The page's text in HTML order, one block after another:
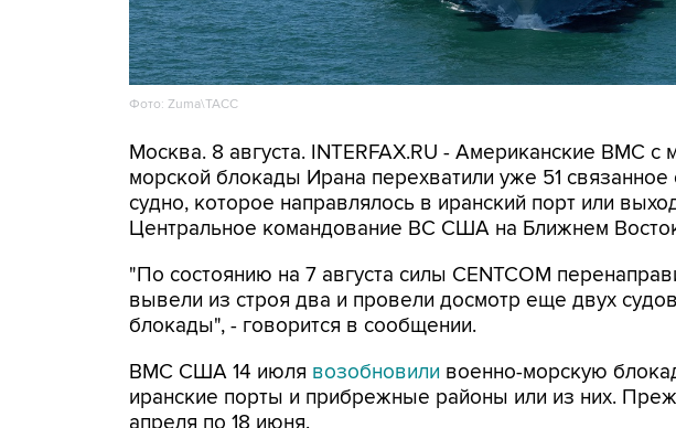
Фото: Zuma\ТАСС
Москва. 8 августа. INTERFAX.RU - Американские ВМС с
морской блокады Ирана перехватили уже 51 связанное
судно, которое направлялось в иранский порт или
Центральное командование ВС США на Ближнем
"По состоянию на 7 августа силы CENTCOM
вывели из строя два и провели досмотр еще двух
блокады", - говорится в сообщении.
ВМС США 14 июля возобновили военно-морскую
иранские порты и прибрежные районы или из них.